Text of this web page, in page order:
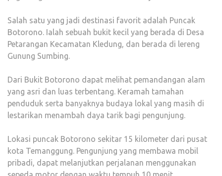
Salah satu yang jadi destinasi favorit adalah Puncak
Botorono. Ialah sebuah bukit kecil yang berada di Desa
Petarangan Kecamatan Kledung, dan berada di lereng
Gunung Sumbing.
Dari Bukit Botorono dapat melihat pemandangan alam
yang asri dan luas terbentang. Keramah tamahan
penduduk serta banyaknya budaya lokal yang masih di
lestarikan menambah daya tarik bagi pengunjung.
Lokasi puncak Botorono sekitar 15 kilometer dari pusat
kota Temanggung. Pengunjung yang membawa mobil
pribadi, dapat melanjutkan perjalanan menggunakan